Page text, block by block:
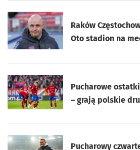
Raków
Oto stadion na
Pucharowe
– grają polskie
Pucharowy